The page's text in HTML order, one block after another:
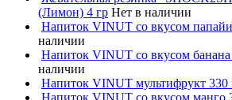
(Лимон) 4 гр Нет в наличии
Напиток VINUT со вкусом
наличии
Напиток VINUT со вкусом
наличии
Напиток VINUT мультифрукт 330
Напиток VINUT со вкусом манго